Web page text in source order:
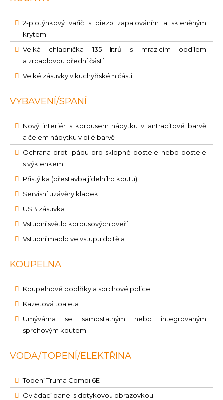
2-plotýnkový vařič s piezo zapalováním a skleněným
krytem
Velká chladnička 135 litrů s mrazicím oddílem
a zrcadlovou přední částí
Velké zásuvky v kuchyňském části
VYBAVENÍ/SPANÍ
Nový interiér s korpusem nábytku v antracitové barvě
a čelem nábytku v bílé barvě
Ochrana proti pádu pro sklopné postele nebo postele
s výklenkem
Přistýlka (přestavba jídelního koutu)
Servisní uzávěry klapek
USB zásuvka
Vstupní světlo korpusových dveří
Vstupní madlo ve vstupu do těla
KOUPELNA
Koupelnové doplňky a sprchové police
Kazetová toaleta
Umývárna se samostatným nebo integrovaným
sprchovým koutem
VODA/TOPENÍ/ELEKTŘINA
Topení Truma Combi 6E
Ovládací panel s dotykovou obrazovkou